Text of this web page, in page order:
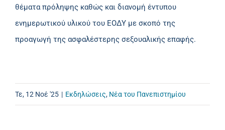
θέματα πρόληψης καθώς και διανομή έντυπου
ενημερωτικού υλικού του ΕΟΔΥ με σκοπό της
προαγωγή της ασφαλέστερης σεξουαλικής επαφής.
Τε, 12 Νοέ '25 | Εκδηλώσεις, Νέα του Πανεπιστημίου